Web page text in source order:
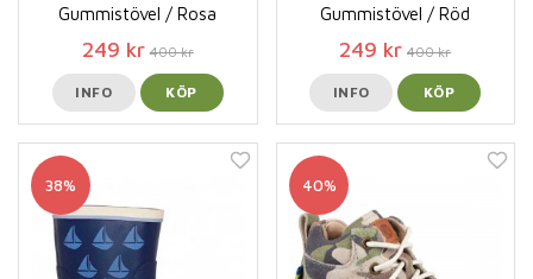
Gummistövel / Rosa
249 kr 400 kr
INFO KÖP
Gummistövel / Röd
249 kr 400 kr
INFO KÖP
38% 40%